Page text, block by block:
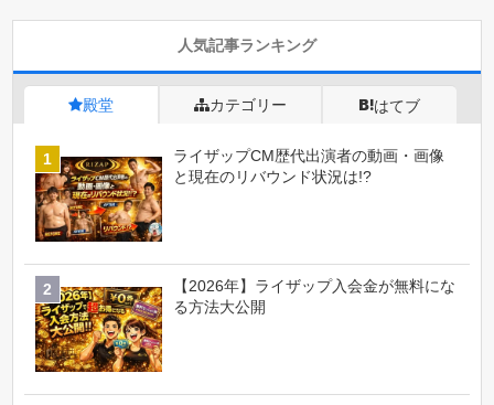
人気記事ランキング
殿堂 カテゴリー はてブ
ライザップCM歴代出演者の動画・画像
と現在のリバウンド状況は!?
【2026年】ライザップ入会金が無料にな
る方法大公開